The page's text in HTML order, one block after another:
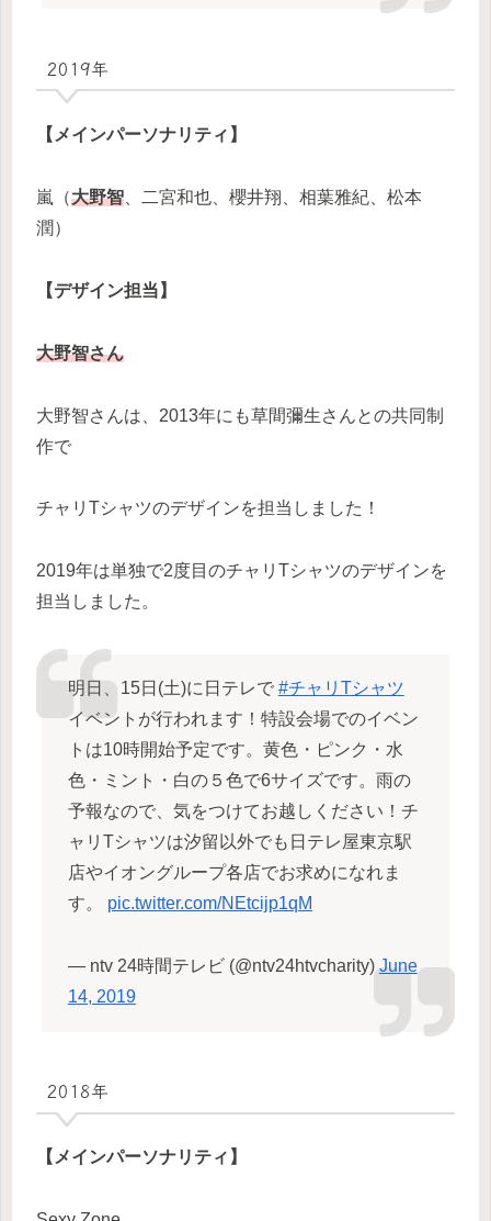
2019年
【メインパーソナリティ】
嵐（大野智 、二宮和也、櫻井翔、相葉雅紀、松本
潤）
【デザイン担当】
大野智さん
大野智さんは、2013年にも草間彌生さんとの共同制
作で
チャリTシャツのデザインを担当しました！
2019年は単独で2度目のチャリTシャツのデザインを
担当しました。
明日、15日(土)に日テレで #チャリTシャツ
イベントが行われます！特設会場でのイベン
トは10時開始予定です。黄色・ピンク・水
色・ミント・白の５色で6サイズです。雨の
予報なので、気をつけてお越しください！チ
ャリTシャツは汐留以外でも日テレ屋東京駅
店やイオングループ各店でお求めになれま
す。 pic.twitter.com/NEtcijp1qM
— ntv 24時間テレビ (@ntv24htvcharity)June
14, 2019
2018年
【メインパーソナリティ】